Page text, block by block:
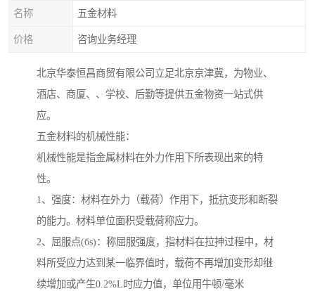
名称 五金材料
价格 咨询业务经理
北京华泰恒昌商贸有限公司立足北京京津冀，为物业、
酒店、商厦、、学校、后勤等提供五金物资一站式供
应。
五金材料的机械性能：
机械性能是指金属材料在外力作用下所表现出来的特
性。
1、强度：材料在外力（载荷）作用下，抵抗变形和断裂
的能力。材料单位面积受载荷称应力。
2、屈服点(бs)：称屈服强度，指材料在拉抻过程中，材
料所受应力达到某一临界值时，载荷不再增加变形却继
续增加或产生0.2%L时应力值，单位用牛顿/毫米